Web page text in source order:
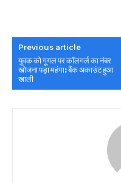
Previous article
युवक को गूगल पर कॉलगर्ल का नंबर
खोजना पड़ा महंगा: बैंक अकाउंट हुआ
खाली